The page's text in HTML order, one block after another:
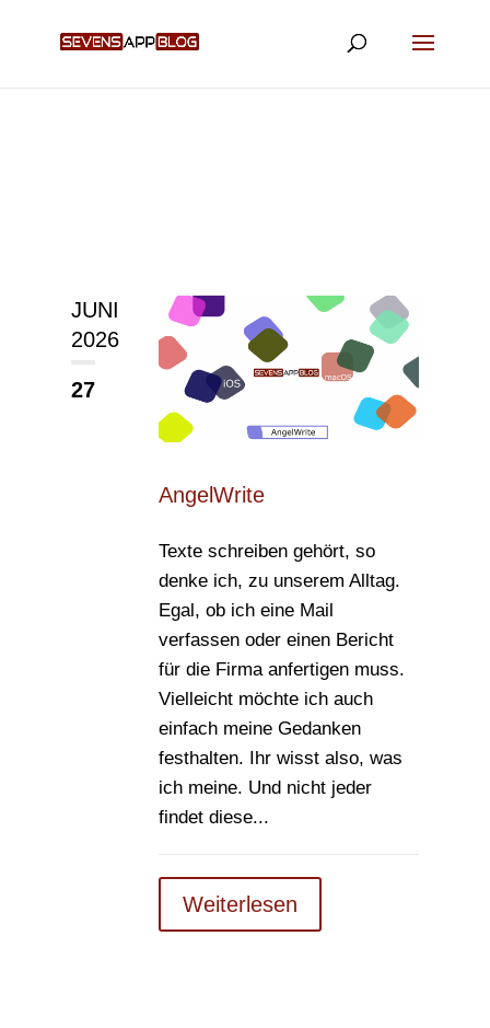
JUNI
2026
27
AngelWrite
Texte schreiben gehört, so
denke ich, zu unserem Alltag.
Egal, ob ich eine Mail
verfassen oder einen Bericht
für die Firma anfertigen muss.
Vielleicht möchte ich auch
einfach meine Gedanken
festhalten. Ihr wisst also, was
ich meine. Und nicht jeder
findet diese...
Weiterlesen